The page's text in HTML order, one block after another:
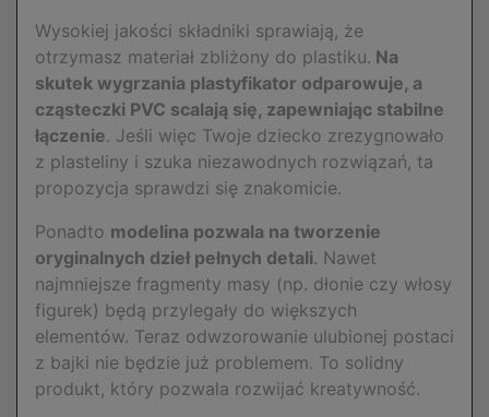
Wysokiej jakości składniki sprawiają, że
otrzymasz materiał zbliżony do plastiku. Na
skutek wygrzania plastyfikator odparowuje, a
cząsteczki PVC scalają się, zapewniając stabilne
łączenie. Jeśli więc Twoje dziecko zrezygnowało
z plasteliny i szuka niezawodnych rozwiązań, ta
propozycja sprawdzi się znakomicie.
Ponadto modelina pozwala na tworzenie
oryginalnych dzieł pełnych detali. Nawet
najmniejsze fragmenty masy (np. dłonie czy włosy
figurek) będą przylegały do większych
elementów. Teraz odwzorowanie ulubionej postaci
z bajki nie będzie już problemem. To solidny
produkt, który pozwala rozwijać kreatywność.